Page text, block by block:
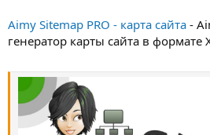
Aimy Sitemap PRO - карта сайта -
генератор карты сайта в формате